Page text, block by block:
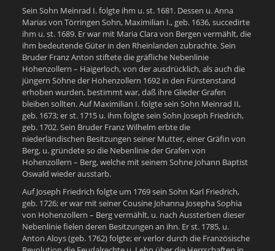
Sein Sohn Meinrad I. folgte ihm u. st. 1681. Dessen u. Anna
Marias von Törringen Sohn, Maximilian I., geb. 1636, succedirte
ihm u. st. 1689. Er war mit Maria Clara von Bergen vermählt, die
ihm bedeutende Güter in den Rheinlanden zubrachte. Sein
Bruder Franz Anton stiftete die gräfliche Nebenlinie
Hohenzollern – Haigerloch, von der ausdrücklich, als auch die
jüngern Söhne der Hohenzollern 1692 in den Fürstenstand
erhoben wurden, bestimmt war, daß ihre Glieder Grafen
bleiben sollten. Auf Maximilian I. folgte sein Sohn Meinrad II,
geb. 1673; er st. 1715 u. ihm folgte sein Sohn Joseph Friedrich,
geb. 1702. Sein Bruder Franz Wilhelm erbte die
niederländischen Besitzungen seiner Mutter, einer Gräfin von
Berg, u. gründete so die Nebenlinie der Grafen von
Hohenzollern – Berg, welche mit seinem Sohne Johann Baptist
Oswald wieder ausstarb.
Auf Joseph Friedrich folgte um 1769 sein Sohn Karl Friedrich,
geb. 1726; er war mit seiner Cousine Johanna Josepha Sophia
von Hohenzollern – Berg vermählt, u. nach Aussterben dieser
Nebenlinie fielen deren Besitzungen an ihn. Er st. 1785, u.
Anton Aloys (geb. 1762) folgte; er verlor durch die Französische